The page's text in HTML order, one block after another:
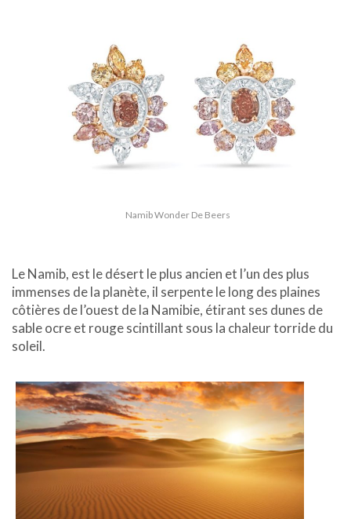
Namib Wonder De Beers
Le Namib, est le désert le plus ancien et l’un des plus
immenses de la planète, il serpente le long des plaines
côtières de l’ouest de la Namibie, étirant ses dunes de
sable ocre et rouge scintillant sous la chaleur torride du
soleil.